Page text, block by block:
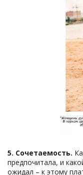
5. Сочетаемость.
предпочитала, и
ожидал – к этому